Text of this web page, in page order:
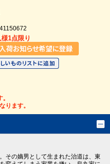
1点限り
ります。
その嫡男として生まれた治道は、東